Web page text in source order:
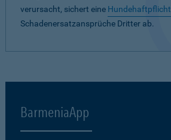
verursacht, sichert eine Hundehaftpflicht
Schadenersatzansprüche Dritter ab.
BarmeniaApp